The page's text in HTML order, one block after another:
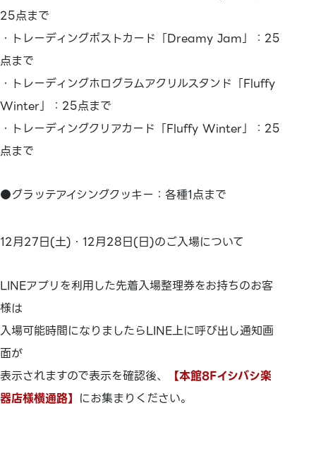
25点まで
・トレーディングポストカード「Dreamy Jam」：25
点まで
・トレーディングホログラムアクリルスタンド「Fluffy
Winter」：25点まで
・トレーディングクリアカード「Fluffy Winter」：25
点まで
●グラッテアイシングクッキー：各種1点まで
12月27日(土)・12月28日(日)のご入場について
LINEアプリを利用した先着入場整理券をお持ちのお客
様は
入場可能時間になりましたらLINE上に呼び出し通知画
面が
表示されますので表示を確認後、
【本館8Fイシバシ楽
器店様横通路】 にお集まりください。